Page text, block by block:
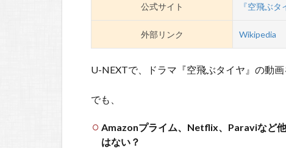
公式サイト 『空飛ぶ
外部リンク Wikipedia
U-NEXTで、ドラマ『空飛ぶタイヤ』の動
でも、
Amazonプライム、Netflix、Paraviなど
はない？